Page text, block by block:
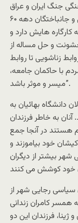
جنگ ایران و عراق
و همچنین خانواده برخی از زندانیان سیاسی و جانباختگان دهه ۶۰
کارگاره هایش دارد و
و حل مساله از
زناشویی تا روابط
با حاکمان جامعه،
میسر و موثر باشد”.
نفر دیگر از فعالان دانشگاه بهائیان به
به خاطر فرزندان
هستند در آنجا جمع
خود بیاموزند و
شهر بیشتر از دیگران
سیاسی رجایی شهر از
همسر کامران زندانی
فرزندان این دو